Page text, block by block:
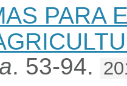
PARA
. 53-94.